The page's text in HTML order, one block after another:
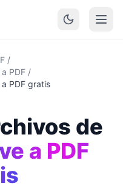
/
PDF /
PDF gratis
de
a PDF